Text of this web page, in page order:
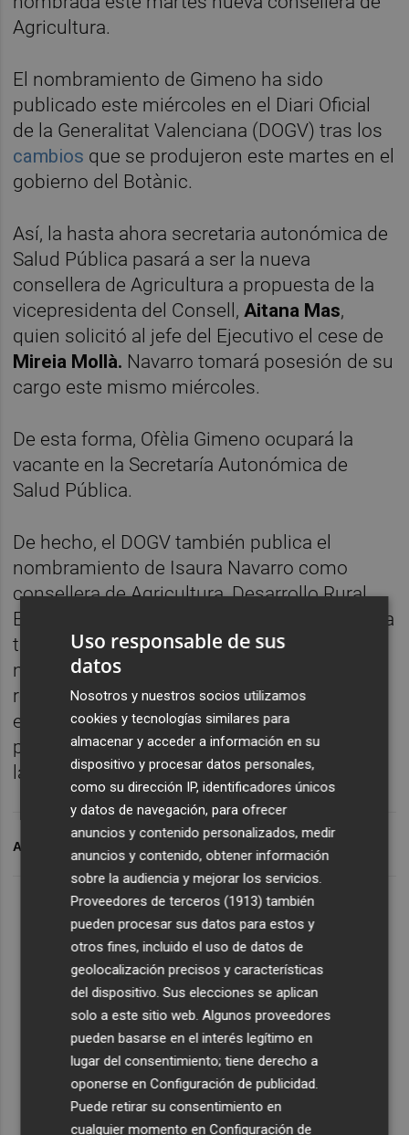
Agricultura.
El nombramiento de Gimeno ha sido
publicado este miércoles en el Diari Oficial
de la Generalitat Valenciana (DOGV) tras los
cambios que se produjeron este martes en el
gobierno del Botànic.
Así, la hasta ahora secretaria autonómica de
Salud Pública pasará a ser la nueva
consellera de Agricultura a propuesta de la
vicepresidenta del Consell, Aitana Mas,
quien solicitó al jefe del Ejecutivo el cese de
Mireia Mollà. Navarro tomará posesión de su
cargo este mismo miércoles.
De esta forma, Ofèlia Gimeno ocupará la
vacante en la Secretaría Autonómica de
Salud Pública.
De hecho, el DOGV también publica el
nombramiento de Isaura Navarro como
consellera de Agricultura, Desarrollo Rural,
Emergencia Climática y Transición Ecológica
tras el cese de Mireia Mollà. El
nombramiento se ha hecho efectivo tras la
reunión de un pleno del Consell
extraordinario. El traspaso de carteras está
previsto para esta tarde a las 18.30 horas en
la sede de la Conselleria de Agricultura.
ARCHIVADO EN
Uso responsable de sus
datos
Nosotros y nuestros socios utilizamos
cookies y tecnologías similares para
almacenar y acceder a información en su
dispositivo y procesar datos personales,
como su dirección IP, identificadores únicos
y datos de navegación, para ofrecer
anuncios y contenido personalizados, medir
anuncios y contenido, obtener información
sobre la audiencia y mejorar los servicios.
Proveedores de terceros (1913) también
pueden procesar sus datos para estos y
otros fines, incluido el uso de datos de
geolocalización precisos y características
del dispositivo. Sus elecciones se aplican
solo a este sitio web. Algunos proveedores
pueden basarse en el interés legítimo en
lugar del consentimiento; tiene derecho a
oponerse enConfiguración de publicidad
Puede retirar su consentimiento en
cualquier momento enConfiguración de